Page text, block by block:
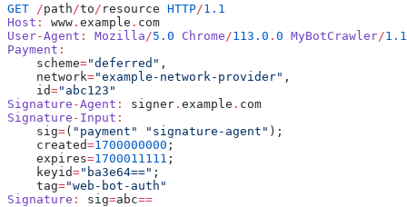
GET /path /to / resource HTTP/1.1
Host : www . example . com
User-Agent : Mozilla /5.0 Chrome /113.0 . 0 MyBotCrawler/1.1
Payment :
    scheme
="deferred" ,
    network
="example-network-provider" ,
    id
="abc123"
Signature -Agent : signer . example . com
Signature - Input :
    sig
=( "payment" "signature-agent" );
    created
=1700000000 ;
    expires
=1700011111 ;
    keyid
="ba3e64==" ;
    tag
="web-bot-auth"
Signature : sig=abc==